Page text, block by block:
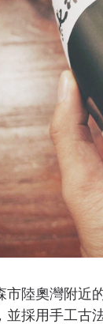
市陸奧灣附近
並採用手工古